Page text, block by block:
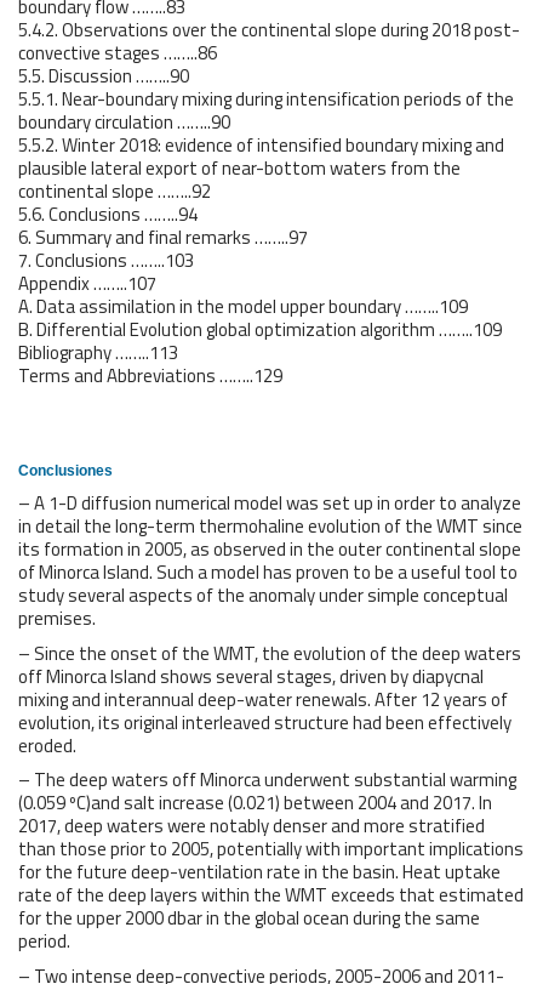
boundary flow ……..83
5.4.2. Observations over the continental slope during 2018 post-
convective stages ……..86
5.5. Discussion ……..90
5.5.1. Near-boundary mixing during intensification periods of the
boundary circulation ……..90
5.5.2. Winter 2018: evidence of intensified boundary mixing and
plausible lateral export of near-bottom waters from the
continental slope ……..92
5.6. Conclusions ……..94
6. Summary and final remarks ……..97
7. Conclusions ……..103
Appendix ……..107
A. Data assimilation in the model upper boundary ……..109
B. Differential Evolution global optimization algorithm ……..109
Bibliography ……..113
Terms and Abbreviations ……..129
Conclusiones
– A 1-D diffusion numerical model was set up in order to analyze
in detail the long-term thermohaline evolution of the WMT since
its formation in 2005, as observed in the outer continental slope
of Minorca Island. Such a model has proven to be a useful tool to
study several aspects of the anomaly under simple conceptual
premises.
– Since the onset of the WMT, the evolution of the deep waters
off Minorca Island shows several stages, driven by diapycnal
mixing and interannual deep-water renewals. After 12 years of
evolution, its original interleaved structure had been effectively
eroded.
– The deep waters off Minorca underwent substantial warming
(0.059 ºC)and salt increase (0.021) between 2004 and 2017. In
2017, deep waters were notably denser and more stratified
than those prior to 2005, potentially with important implications
for the future deep-ventilation rate in the basin. Heat uptake
rate of the deep layers within the WMT exceeds that estimated
for the upper 2000 dbar in the global ocean during the same
period.
– Two intense deep-convective periods, 2005-2006 and 2011-